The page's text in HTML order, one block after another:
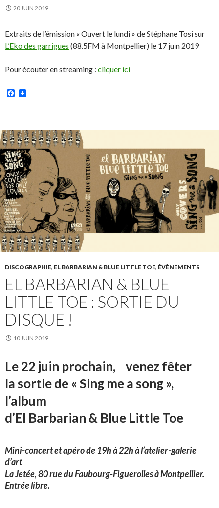
20 JUIN 2019
Extraits de l’émission « Ouvert le lundi » de Stéphane Tosi sur
L’Eko des garrigues (88.5FM à Montpellier) le 17 juin 2019
Pour écouter en streaming : cliquer ici
Facebook
DISCOGRAPHIE, EL BARBARIAN & BLUE LITTLE TOE, ÉVÈNEMENTS
EL BARBARIAN & BLUE
LITTLE TOE : SORTIE DU
DISQUE !
10 JUIN 2019
Le 22 juin prochain, venez fêter
la sortie de « Sing me a song »,
l’album
d’El Barbarian & Blue Little Toe
Mini-concert et apéro de 19h à 22h à l’atelier-galerie
d’art
La Jetée, 80 rue du Faubourg-Figuerolles à Montpellier.
Entrée libre.